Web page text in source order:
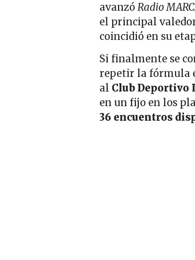
avanzóRadio
el principal
coincidió en su
Si finalmente se
repetir la fórmula
al Club Deportivo
en un fijo en los
36 encuentros